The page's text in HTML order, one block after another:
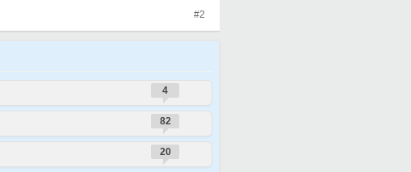
#2
4
82
20